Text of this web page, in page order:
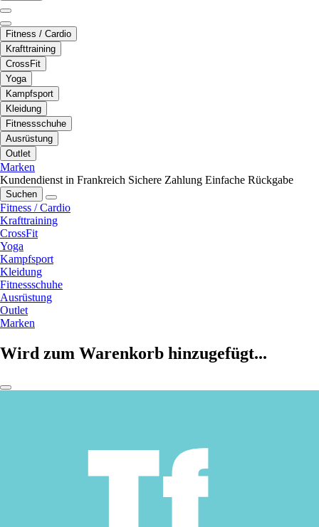
Fitness / Cardio
Krafttraining
CrossFit
Yoga
Kampfsport
Kleidung
Fitnessschuhe
Ausrüstung
Outlet
Marken
Kundendienst in Frankreich Sichere Zahlung Einfache Rückgabe
Suchen
Fitness / Cardio
Krafttraining
CrossFit
Yoga
Kampfsport
Kleidung
Fitnessschuhe
Ausrüstung
Outlet
Marken
Wird zum Warenkorb hinzugefügt...